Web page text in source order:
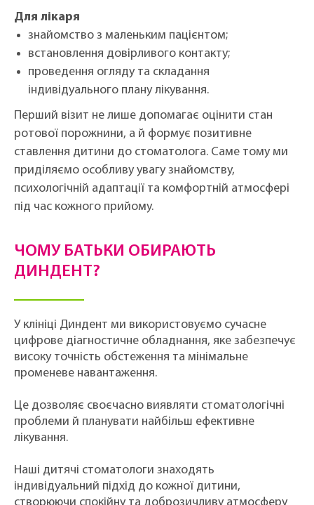
Для лікаря
знайомство з маленьким пацієнтом;
встановлення довірливого контакту;
проведення огляду та складання
індивідуального плану лікування.
Перший візит не лише допомагає оцінити стан
ротової порожнини, а й формує позитивне
ставлення дитини до стоматолога. Саме тому ми
приділяємо особливу увагу знайомству,
психологічній адаптації та комфортній атмосфері
під час кожного прийому.
ЧОМУ БАТЬКИ ОБИРАЮТЬ
ДИНДЕНТ?
У клініці Диндент ми використовуємо сучасне
цифрове діагностичне обладнання, яке забезпечує
високу точність обстеження та мінімальне
променеве навантаження.
Це дозволяє своєчасно виявляти стоматологічні
проблеми й планувати найбільш ефективне
лікування.
Наші дитячі стоматологи знаходять
індивідуальний підхід до кожної дитини,